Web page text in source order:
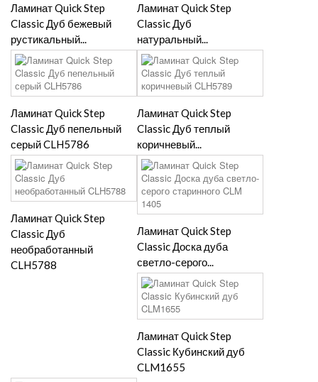
Ламинат Quick Step
Classic Дуб бежевый
рустикальный...
Ламинат Quick Step
Classic Дуб
натуральный...
Ламинат Quick Step
Classic Дуб пепельный
серый CLH5786
Ламинат Quick Step
Classic Дуб теплый
коричневый...
Ламинат Quick Step
Classic Дуб
необработанный
CLH5788
Ламинат Quick Step
Classic Доска дуба
светло-серого...
Ламинат Quick Step
Classic Кубинский дуб
CLM1655